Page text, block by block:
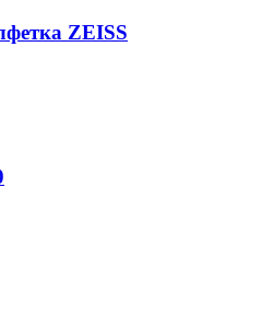
ZEISS